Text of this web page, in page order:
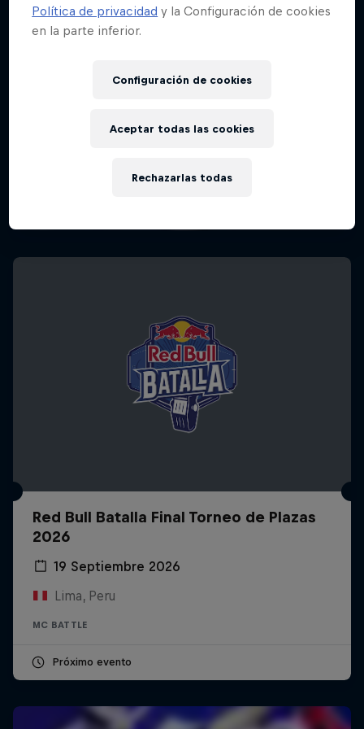
Red Bull Batalla Final Torneo de Plazas
2026
19 Septiembre 2026
Lima, Peru
MC BATTLE
Próximo evento
Política de privacidad y la Configuración de cookies
en la parte inferior.
Configuración de cookies
Rechazarlas todas
Aceptar todas las cookies